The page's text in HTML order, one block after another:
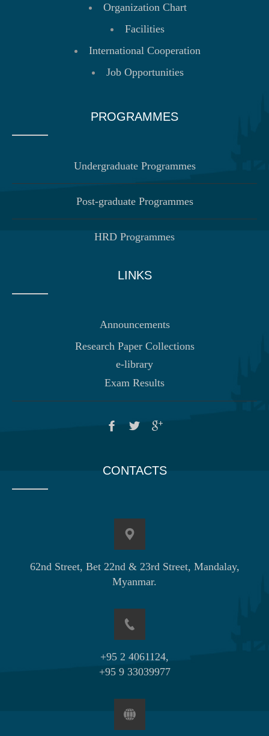
Organization Chart
Facilities
International Cooperation
Job Opportunities
PROGRAMMES
Undergraduate Programmes
Post-graduate Programmes
HRD Programmes
LINKS
Announcements
Research Paper Collections
e-library
Exam Results
CONTACTS
62nd Street, Bet 22nd & 23rd Street, Mandalay,
Myanmar.
+95 2 4061124,
+95 9 33039977